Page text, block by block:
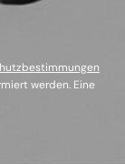
werden. Eine